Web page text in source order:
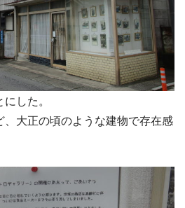
した。
大正の頃のような建物で存在感